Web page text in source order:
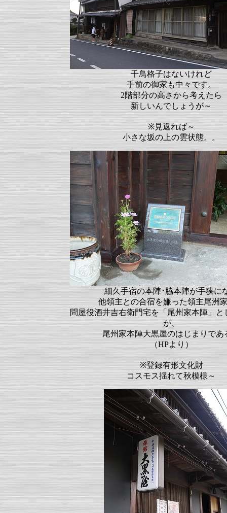
千鳥格子はないけれど
手前の御家も中々です。
2階部分の高さから考えたら
新しいんでしょうが～
※見返れば～
小さな坂の上の雲状態。。
細久手宿の本陣･脇本陣が手狭に
他領主との合宿を嫌った領主尾洲
問屋役酒井吉右衛門宅を「尾州家本陣」と
が、
尾州家本陣大黒屋のはじまりであ
（HPより）
※登録有形文化財
コスモス揺れて秋模様～